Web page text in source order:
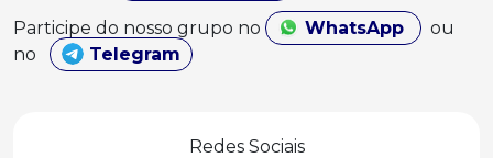
Participe do nosso grupo no WhatsApp
ou
no
Telegram
Redes Sociais